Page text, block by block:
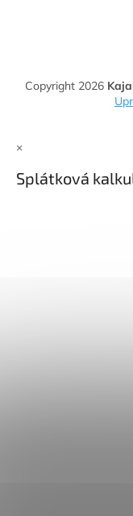
Copyright 2026
×
Splátková